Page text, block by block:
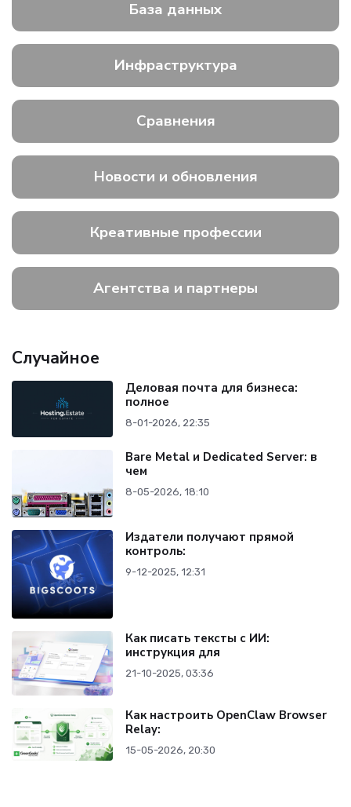
База данных
Инфраструктура
Сравнения
Новости и обновления
Креативные профессии
Агентства и партнеры
Случайное
Деловая почта для бизнеса:
полное
8-01-2026, 22:35
Bare Metal и Dedicated Server: в
чем
8-05-2026, 18:10
Издатели получают прямой
контроль:
9-12-2025, 12:31
Как писать тексты с ИИ:
инструкция для
21-10-2025, 03:36
Как настроить OpenClaw Browser
Relay:
15-05-2026, 20:30